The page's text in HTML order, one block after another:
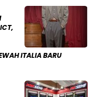
ITALIA BARU